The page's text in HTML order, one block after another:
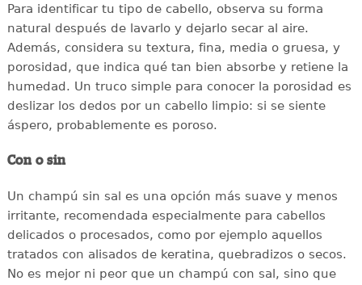
Para identificar tu tipo de cabello, observa su forma
natural después de lavarlo y dejarlo secar al aire.
Además, considera su textura, fina, media o gruesa, y
porosidad, que indica qué tan bien absorbe y retiene la
humedad. Un truco simple para conocer la porosidad es
deslizar los dedos por un cabello limpio: si se siente
áspero, probablemente es poroso.
Con o sin
Un champú sin sal es una opción más suave y menos
irritante, recomendada especialmente para cabellos
delicados o procesados, como por ejemplo aquellos
tratados con alisados de keratina, quebradizos o secos.
No es mejor ni peor que un champú con sal, sino que